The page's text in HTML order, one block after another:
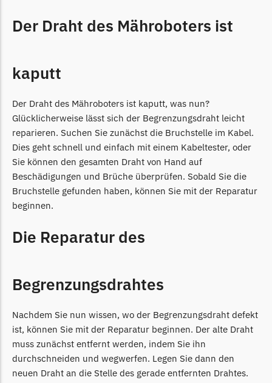
Grouw
Güde
Güde Messer
Begrenzungsdraht
Honda
Honda Messer
Begrenzungsdraht
Kress
Begrenzungsdraht
LandXcape Messer
Begrenzungsdraht
LawnBott
LawnBott Messer
Begrenzungsdraht
Der Draht des Mähroboters ist
kaputt
Der Draht des Mähroboters ist kaputt, was nun?
Glücklicherweise lässt sich der Begrenzungsdraht leicht
reparieren. Suchen Sie zunächst die Bruchstelle im Kabel.
Dies geht schnell und einfach mit einem Kabeltester, oder
Sie können den gesamten Draht von Hand auf
Beschädigungen und Brüche überprüfen. Sobald Sie die
Bruchstelle gefunden haben, können Sie mit der Reparatur
beginnen.
Die Reparatur des
Begrenzungsdrahtes
Nachdem Sie nun wissen, wo der Begrenzungsdraht defekt
ist, können Sie mit der Reparatur beginnen. Der alte Draht
muss zunächst entfernt werden, indem Sie ihn
durchschneiden und wegwerfen. Legen Sie dann den
neuen Draht an die Stelle des gerade entfernten Drahtes.